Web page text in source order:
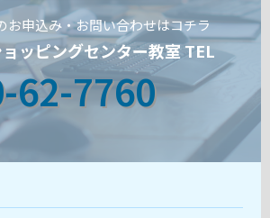
お申込み・お問い合わせはコチラ
ッピングセンター教室 TEL
62-7760